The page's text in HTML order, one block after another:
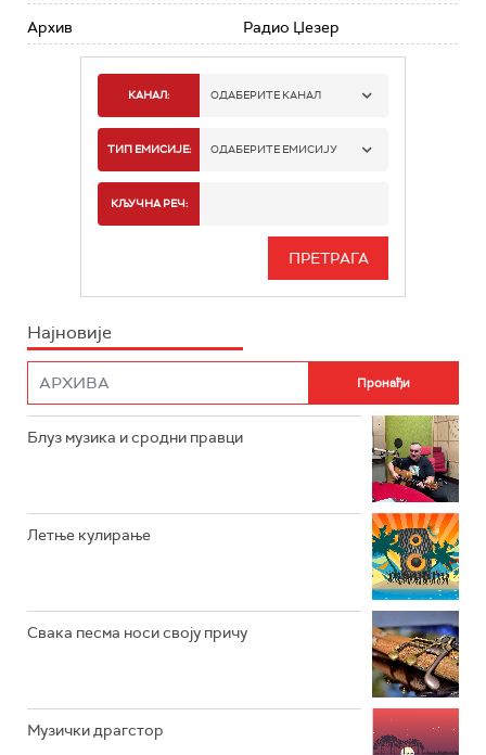
Архив Радио Џезер
КАНАЛ: ОДАБЕРИТЕ КАНАЛ
РАДИО БЕОГРАД 1
РАДИО БЕОГРАД 3
РАДИО РОКЕНРОЛЕР
РАДИО ЏЕЗЕР
ТИП ЕМИСИЈЕ: ОДАБЕРИТЕ ЕМИСИЈУ
ИНФО
КЉУЧНА РЕЧ:
Најновије
Блуз музика и сродни правци
Летње кулирање
Свака песма носи своју причу
Музички драгстор